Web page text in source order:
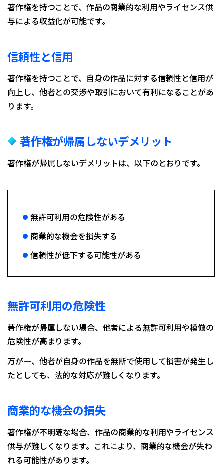
著作権を持つことで、作品の商業的な利用やライセンス供
与による収益化が可能です。
信頼性と信用
著作権を持つことで、自身の作品に対する信頼性と信用が
向上し、他者との交渉や取引において有利になることがあ
ります。
著作権が帰属しないデメリット
著作権が帰属しないデメリットは、以下のとおりです。
無許可利用の危険性がある
商業的な機会を損失する
信頼性が低下する可能性がある
無許可利用の危険性
著作権が帰属しない場合、他者による無許可利用や模倣の
危険性が高まります。
万が一、他者が自身の作品を無断で使用して損害が発生し
たとしても、法的な対応が難しくなります。
商業的な機会の損失
著作権が不明確な場合、作品の商業的な利用やライセンス
供与が難しくなります。これにより、商業的な機会が失わ
れる可能性があります。